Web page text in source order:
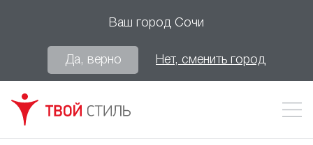
Ваш город Сочи
Да, верно Нет, сменить город